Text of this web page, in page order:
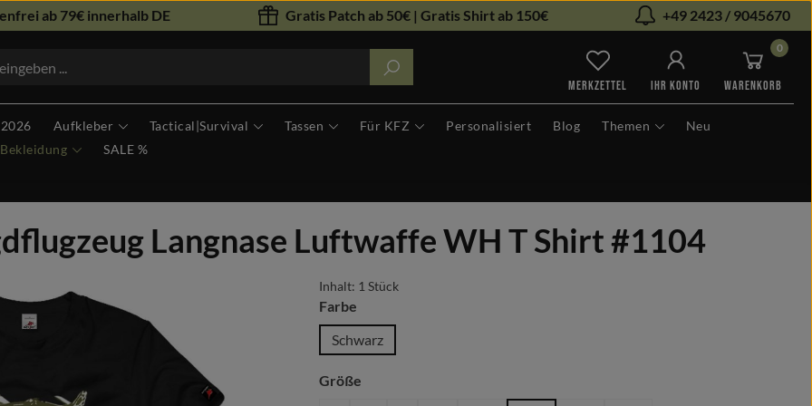
ab 79€ innerhalb DE Gratis Patch ab 50€ | Gratis Shirt ab 150€ +49 2423 / 9045670
Du hast 0 Produkte auf dem
MERKZETTEL IHR KONTO
0
WARENKORB
Aufkleber Tactical|Survival Tassen Für KFZ Personalisiert Blog Themen
Neu
Bekleidung SALE %
Langnase Luftwaffe WH T Shirt #1104
Inhalt: 1 Stück
Farbeauswählen
Schwarz
Größeauswählen